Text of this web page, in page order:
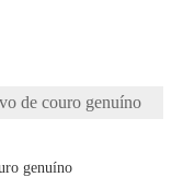
de couro genuíno
genuíno